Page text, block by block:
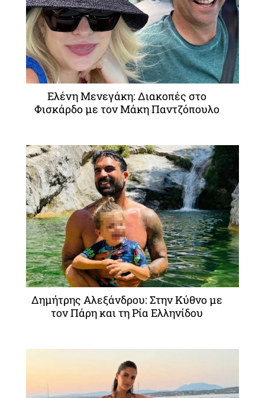
Ελένη Μενεγάκη: Διακοπές στο
Φισκάρδο με τον Μάκη Παντζόπουλο
Δημήτρης Αλεξάνδρου: Στην Κύθνο με
τον Πάρη και τη Ρία Ελληνίδου